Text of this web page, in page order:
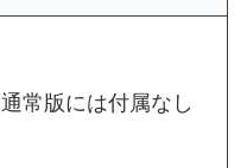
通常版には付属なし